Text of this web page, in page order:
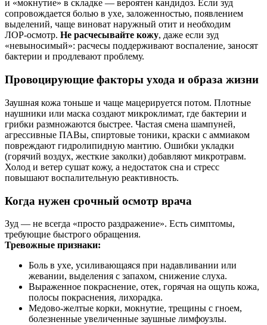
и «мокнутие» в складке — вероятен кандидоз. Если зуд
сопровождается болью в ухе, заложенностью, появлением
выделений, чаще виноват наружный отит и необходим
ЛОР‑осмотр. Не расчесывайте кожу, даже если зуд
«невыносимый»: расчесы поддерживают воспаление, заносят
бактерии и продлевают проблему.
Провоцирующие факторы ухода и образа жизни
Заушная кожа тоньше и чаще мацерируется потом. Плотные
наушники или маска создают микроклимат, где бактерии и
грибки размножаются быстрее. Частая смена шампуней,
агрессивные ПАВы, спиртовые тоники, краски с аммиаком
повреждают гидролипидную мантию. Ошибки укладки
(горячий воздух, жесткие заколки) добавляют микротравм.
Холод и ветер сушат кожу, а недостаток сна и стресс
повышают воспалительную реактивность.
Когда нужен срочный осмотр врача
Зуд — не всегда «просто раздражение». Есть симптомы,
требующие быстрого обращения.
Тревожные признаки:
Боль в ухе, усиливающаяся при надавливании или
жевании, выделения с запахом, снижение слуха.
Выраженное покраснение, отек, горячая на ощупь кожа,
полосы покраснения, лихорадка.
Медово‑желтые корки, мокнутие, трещины с гноем,
болезненные увеличенные заушные лимфоузлы.